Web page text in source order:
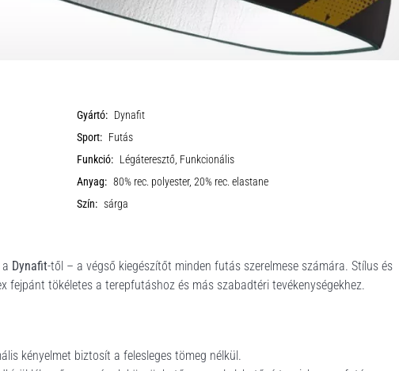
Gyártó: Dynafit
Sport: Futás
Funkció: Légáteresztő, Funkcionális
Anyag: 80% rec. polyester, 20% rec. elastane
Szín: sárga
Dynafit-től – a végső kiegészítőt minden futás szerelmese számára. Stílus és
fejpánt tökéletes a terepfutáshoz és más szabadtéri tevékenységekhez.
kényelmet biztosít a felesleges tömeg nélkül.